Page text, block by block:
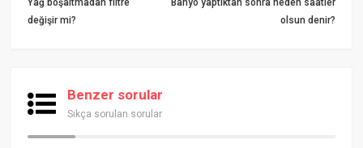
Yağ boşaltmadan filtre
değişir mi?
Banyo yaptıktan sonra neden saatler
olsun denir?
Benzer sorular
Sıkça sorulan sorular